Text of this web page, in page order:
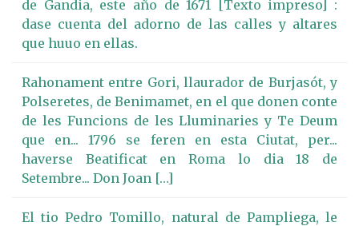
de Gandia, este año de 1671 [Texto impreso] :
dase cuenta del adorno de las calles y altares
que huuo en ellas.
Rahonament entre Gori, llaurador de Burjasót, y
Polseretes, de Benimamet, en el que donen conte
de les Funcions de les Lluminaries y Te Deum
que en... 1796 se feren en esta Ciutat, per...
haverse Beatificat en Roma lo dia 18 de
Setembre... Don Joan […]
El tio Pedro Tomillo, natural de Pampliega, le